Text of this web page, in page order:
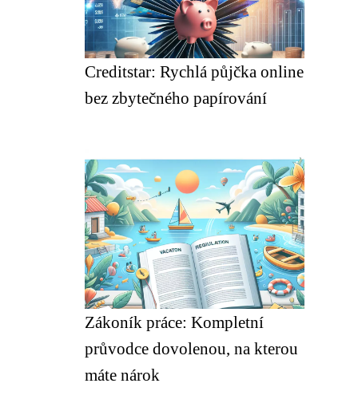
Creditstar: Rychlá půjčka online
bez zbytečného papírování
Zákoník práce: Kompletní
průvodce dovolenou, na kterou
máte nárok